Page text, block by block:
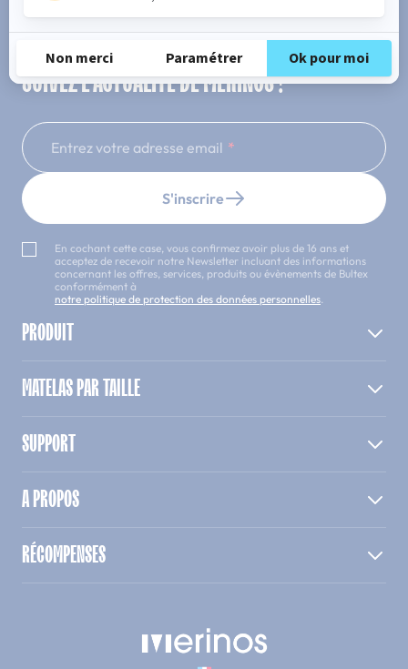
SUIVEZ L'ACTUALITÉ DE MERINOS !
Entrez votre adresse email
S'inscrire
En cochant cette case, vous confirmez avoir plus de 16 ans et
acceptez de recevoir notre Newsletter incluant des informations
concernant les offres, services, produits ou évènements de Bultex
conformément à
notre politique de protection des données personnelles.
PRODUIT
MATELAS PAR TAILLE
SUPPORT
A PROPOS
RÉCOMPENSES